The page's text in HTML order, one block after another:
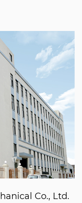
Co., Ltd.